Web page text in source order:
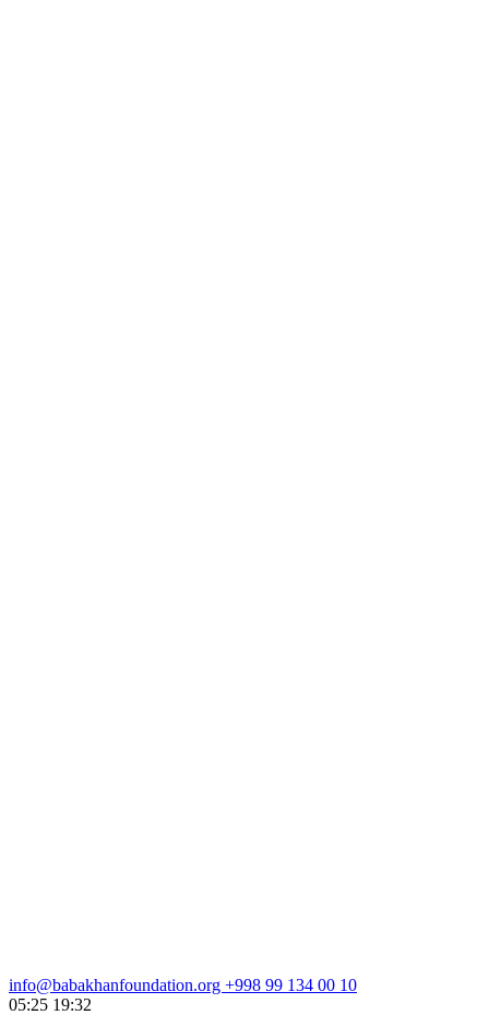
info@babakhanfoundation.org +998 99 134 00 10
05:25 19:32